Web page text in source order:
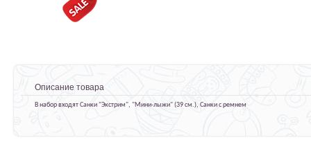
Описание товара
В набор входят Санки "Экстрим", "Мини-лыжи" (39 см.), Санки с ремнем